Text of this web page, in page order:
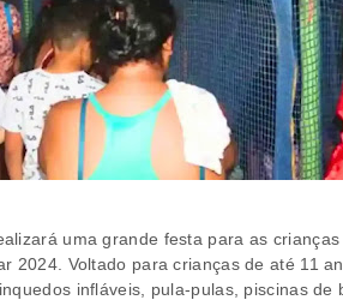
uma grande festa para as
2024. Voltado para crianças de até 11
infláveis, pula-pulas, piscinas de